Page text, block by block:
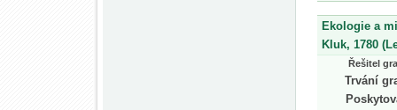
Ekologie a
Kluk, 1780
Řešitel
Trvání